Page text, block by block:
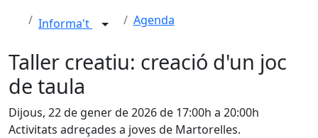
Informa't Agenda
Taller creatiu: creació d'un joc
de taula
Dijous, 22 de gener de 2026 de 17:00h a 20:00h
Activitats adreçades a joves de Martorelles.